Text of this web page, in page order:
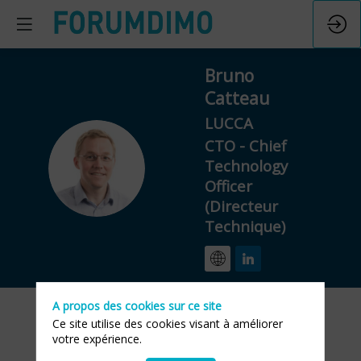
BC
Bruno
Catteau
LUCCA
CTO - Chief
Technology
Officer
(Directeur
Technique)
Description
A propos des cookies sur ce site
Ce site utilise des cookies visant à améliorer
votre expérience.